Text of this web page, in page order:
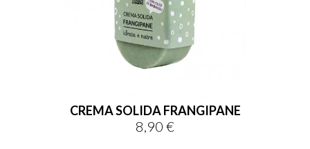
CREMA SOLIDA FRANGIPANE
Prezzo
8,90 €